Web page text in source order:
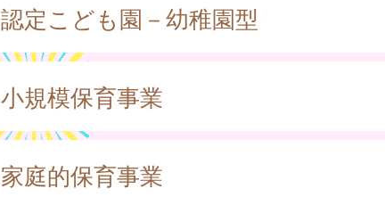
認定こども園－幼稚園型
小規模保育事業
家庭的保育事業